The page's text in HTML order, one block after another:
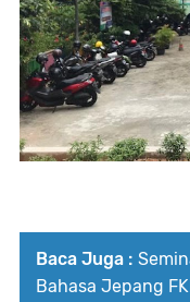
Baca Juga :
Bahasa Jepang